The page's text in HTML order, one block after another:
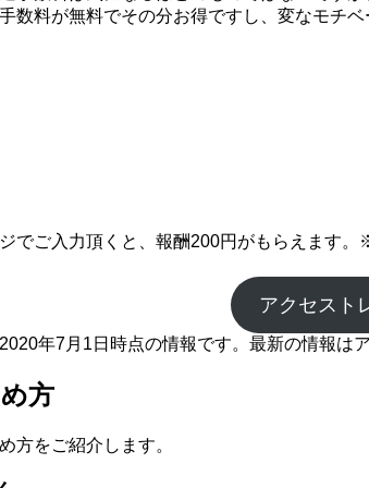
数料が無料でその分お得ですし、変なモチ
でご入力頂くと、報酬200円がもらえます
アクセスト
年7月1日時点の情報です。最新の情報は
方
方をご紹介します。